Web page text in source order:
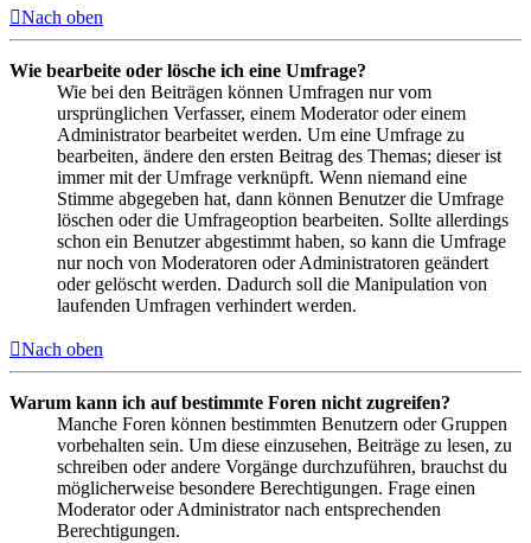
Nach oben
Wie bearbeite oder lösche ich eine Umfrage?
Wie bei den Beiträgen können Umfragen nur vom
ursprünglichen Verfasser, einem Moderator oder einem
Administrator bearbeitet werden. Um eine Umfrage zu
bearbeiten, ändere den ersten Beitrag des Themas; dieser ist
immer mit der Umfrage verknüpft. Wenn niemand eine
Stimme abgegeben hat, dann können Benutzer die Umfrage
löschen oder die Umfrageoption bearbeiten. Sollte allerdings
schon ein Benutzer abgestimmt haben, so kann die Umfrage
nur noch von Moderatoren oder Administratoren geändert
oder gelöscht werden. Dadurch soll die Manipulation von
laufenden Umfragen verhindert werden.
Nach oben
Warum kann ich auf bestimmte Foren nicht zugreifen?
Manche Foren können bestimmten Benutzern oder Gruppen
vorbehalten sein. Um diese einzusehen, Beiträge zu lesen, zu
schreiben oder andere Vorgänge durchzuführen, brauchst du
möglicherweise besondere Berechtigungen. Frage einen
Moderator oder Administrator nach entsprechenden
Berechtigungen.